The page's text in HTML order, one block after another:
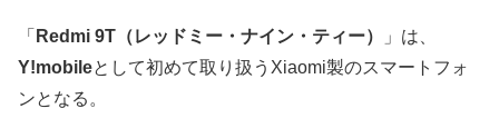
「 Redmi 9T（レッドミー・ナイン・ティー）
」は、
Y!mobileとして初めて取り扱うXiaomi製のスマートフォ
ンとなる。